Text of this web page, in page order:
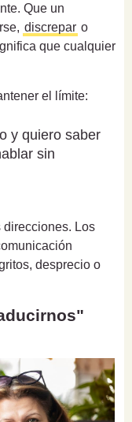
Que un
discrepar o
que cualquier
el límite:
y quiero saber
sin
direcciones. Los
desprecio o